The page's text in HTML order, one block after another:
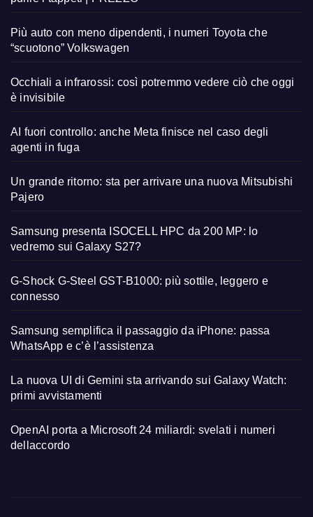
Più auto con meno dipendenti, i numeri Toyota che
“scuotono” Volkswagen
Occhiali a infrarossi: così potremmo vedere ciò che oggi
è invisibile
AI fuori controllo: anche Meta finisce nel caso degli
agenti in fuga
Un grande ritorno: sta per arrivare una nuova Mitsubishi
Pajero
Samsung presenta ISOCELL HPC da 200 MP: lo
vedremo sui Galaxy S27?
G-Shock G-Steel GST-B1000: più sottile, leggero e
connesso
Samsung semplifica il passaggio da iPhone: passa
WhatsApp e c’è l’assistenza
La nuova UI di Gemini sta arrivando sui Galaxy Watch:
primi avvistamenti
OpenAI porta a Microsoft 24 miliardi: svelati i numeri
dellaccordo